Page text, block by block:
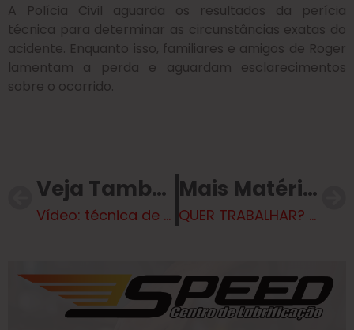
A Polícia Civil aguarda os resultados da perícia
técnica para determinar as circunstâncias exatas do
acidente. Enquanto isso, familiares e amigos de Roger
lamentam a perda e aguardam esclarecimentos
sobre o ocorrido.
Veja Também
Vídeo: técnica de enfermagem quebra braço de menina acamada no DF
Mais Matérias
QUER TRABALHAR? Tem 291 vagas te esperando na Casa do Trabalhador em Três Lagoas